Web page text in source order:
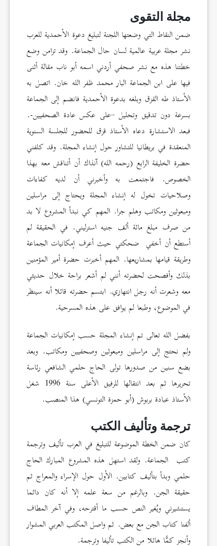
مجلة التقوى
ضمن النقاط التي وضعتها اللجنة لتبليغ دعوة الأحمدية للعرب
نشر مجلة عربية عالمية لسان حال الجماعة. وقد تزامن وضع
خطتنا هذه مع نشر صحفي أردني اسمه أبو ناب مقالة أثنى
فيها على ابن الجماعة البار محمد ظفر الله خان. اتصل به
الأستاذ طه القزق وبلغه بدعوة الأحمدية فانضم إلى الجماعة
بسرعة دون تدقيق وتحليل –على عكس عادة الصحفيين-.
فبعد الاستشارة دعاه الأستاذ قزق للحضور للجلسة السنوية
المنعقدة في بريطانيا للتشاور حول إنشاء المجلة. وقد كلفني
حضرة الخليفة الرابع (رحمه الله) آنذاك أن أتناقش معه بهذا
الخصوص. فاجتمعت به وأخبرني أن لديه كفاءات
وصلاحيات تخول له إنشاء المجلة ويحتاج إلى مراسلين
ومبعوثين ومكاتب وهلم جرا. المهم كي نبدأ المشروع لا بد
من صرف مبلغ مائة ألف جنيه استرليني. في الحقيقة لم
أستطع أن أخفي ضحكتي حيث أعرف إمكانيات الجماعة
وطريقة قيامها بمشاريعها. المهم أخبرت حضرة أمير المؤمنين
بذلك وأفصحت لحضرته أنني لم أشعر براحة خلال حديثي
معه وشعرت أنه رجل انتهازي. ابتسم حضرته قائلا أنه سينظر
في الموضوع، وطبعا لم يوافق على هذه المسرحية.
بفضل الله تعالى تم إنشاء المجلة حسب إمكانيات الجماعة
ولم نحتج إلى مراسلين ومبعوثين وصحفيين ومكاتب. وبعد
بضع سنين من صدورها تولى الحاج حلمي الشافعي رئاسة
تحريرها ثم بعد انتقالها للرفيق الأعلى سنة 1996 شغل
الأستاذ عبادة بربوش (أبو حمزة التونسي) هذا المنصب.
ترجمة وتأليف الكتب
كان ضمن الخطة الموضوعة للتبليغ في العرب تأليف وترجمة
كتب الجماعة. ولقد استهل هذه المشروع المبارك الحاج
حلمي وبدأ بتأليف كتابين. الأول حول الإسراء والمعراج ثم
حقيقة الجن. وبالرغم من سعة علمه إلا أنه كان دائما
يستشيرني ويُغير النص حسب ما أقترحه، وفي آخر المطاف
ألفنا كتاب الجن مع بعض. ثم واصل المكتب العربي المشوار
وأنجز كمًّا هائلا من الكتب تأليفا وترجمة.